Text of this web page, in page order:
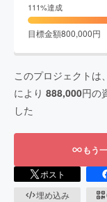
111%達成
目標金額800,000円
このプロジェクトは、
により 888,000円の
した
もう
ポスト
埋め込み